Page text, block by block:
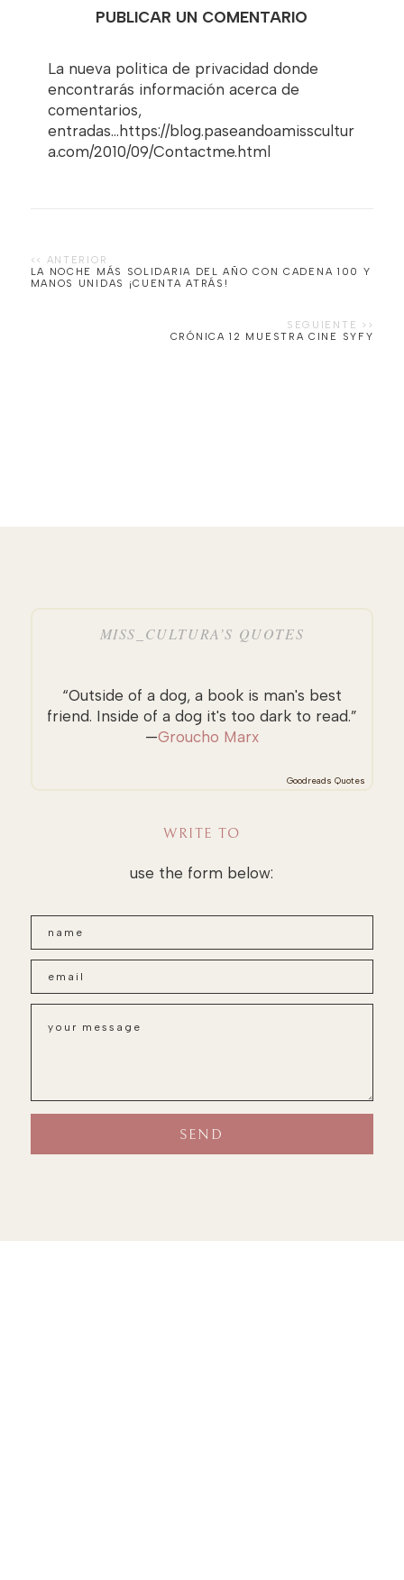
PUBLICAR UN COMENTARIO
La nueva politica de privacidad donde
encontrarás información acerca de
comentarios,
entradas...https://blog.paseandoamisscultur
a.com/2010/09/Contactme.html
LA NOCHE MÁS SOLIDARIA DEL AÑO CON CADENA 100 Y
MANOS UNIDAS ¡CUENTA ATRÁS!
CRÓNICA 12 MUESTRA CINE SYFY
MISS_CULTURA’S QUOTES
“Outside of a dog, a book is man's best
friend. Inside of a dog it's too dark to read.”
—Groucho Marx
Goodreads Quotes
WRITE TO
use the form below: